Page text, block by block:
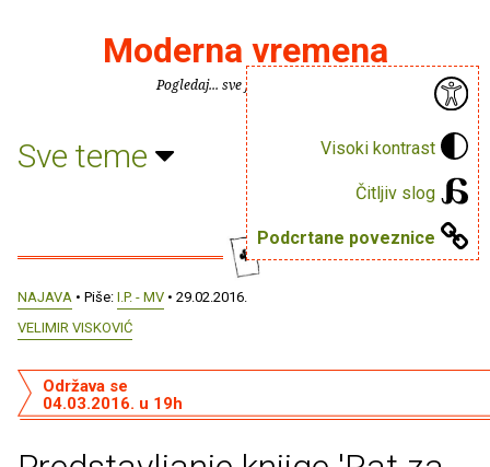
Visoki kontrast
Čitljiv slog
Podcrtane poveznice
Moderna vremena
Pogledaj... sve je puno knjiga.
Sve teme
NAJAVA • Piše: I.P. - MV • 29.02.2016.
VELIMIR VISKOVIĆ
Održava se
04.03.2016. u 19h